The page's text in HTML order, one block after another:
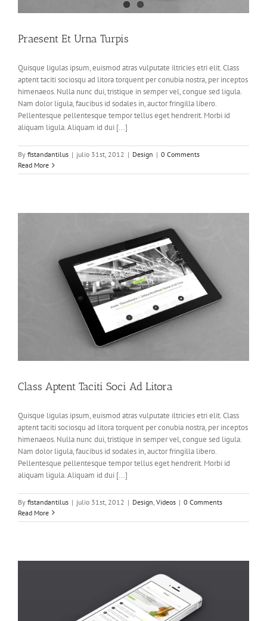
Praesent Et Urna Turpis
Quisque ligulas ipsum, euismod atras vulputate iltricies etri elit. Class
aptent taciti sociosqu ad litora torquent per conubia nostra, per inceptos
himenaeos. Nulla nunc dui, tristique in semper vel, congue sed ligula.
Nam dolor ligula, faucibus id sodales in, auctor fringilla libero.
Pellentesque pellentesque tempor tellus eget hendrerit. Morbi id
aliquam ligula. Aliquam id dui [...]
By fistandantilus | julio 31st, 2012 | Design | 0 Comments
Read More
Class Aptent Taciti Soci Ad Litora
Quisque ligulas ipsum, euismod atras vulputate iltricies etri elit. Class
aptent taciti sociosqu ad litora torquent per conubia nostra, per inceptos
himenaeos. Nulla nunc dui, tristique in semper vel, congue sed ligula.
Nam dolor ligula, faucibus id sodales in, auctor fringilla libero.
Pellentesque pellentesque tempor tellus eget hendrerit. Morbi id
aliquam ligula. Aliquam id dui [...]
By fistandantilus | julio 31st, 2012 | Design Videos | 0 Comments
Read More